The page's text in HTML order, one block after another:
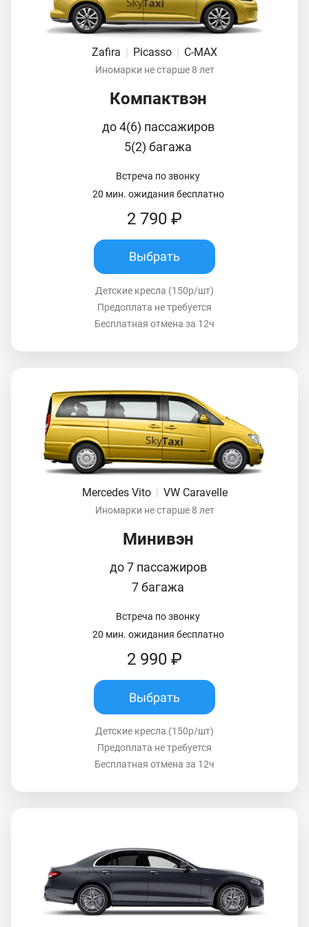
Zafira | Picasso | C-MAX
Иномарки не старше 8 лет
Компактвэн
до 4(6) пассажиров
5(2) багажа
Встреча по звонку
20 мин. ожидания бесплатно
2 790 ₽
Выбрать
Детские кресла (150р/шт)
Предоплата не требуется
Бесплатная отмена за 12ч
Mercedes Vito VW Caravelle
Иномарки не старше 8 лет
Минивэн
до 7 пассажиров
7 багажа
Встреча по звонку
20 мин. ожидания бесплатно
2 990 ₽
Выбрать
Детские кресла (150р/шт)
Предоплата не требуется
Бесплатная отмена за 12ч